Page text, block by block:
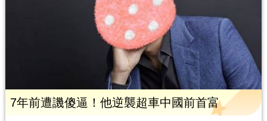
7年前遭譏傻逼！他逆襲超車中國前首富